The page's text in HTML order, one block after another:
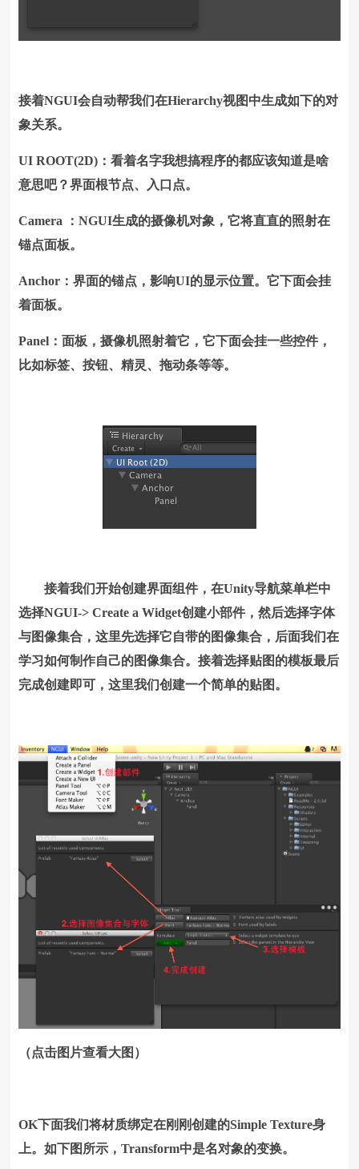
接着NGUI会自动帮我们在Hierarchy视图中生成如下的对
象关系。
UI ROOT(2D)：看着名字我想搞程序的都应该知道是啥
意思吧？界面根节点、入口点。
Camera ：NGUI生成的摄像机对象，它将直直的照射在
锚点面板。
Anchor：界面的锚点，影响UI的显示位置。它下面会挂
着面板。
Panel：面板，摄像机照射着它，它下面会挂一些控件，
比如标签、按钮、精灵、拖动条等等。
接着我们开始创建界面组件，在Unity导航菜单栏中
选择NGUI-> Create a Widget创建小部件，然后选择字体
与图像集合，这里先选择它自带的图像集合，后面我们在
学习如何制作自己的图像集合。接着选择贴图的模板最后
完成创建即可，这里我们创建一个简单的贴图。
（点击图片查看大图）
OK下面我们将材质绑定在刚刚创建的Simple Texture身
上。如下图所示，Transform中是名对象的变换。